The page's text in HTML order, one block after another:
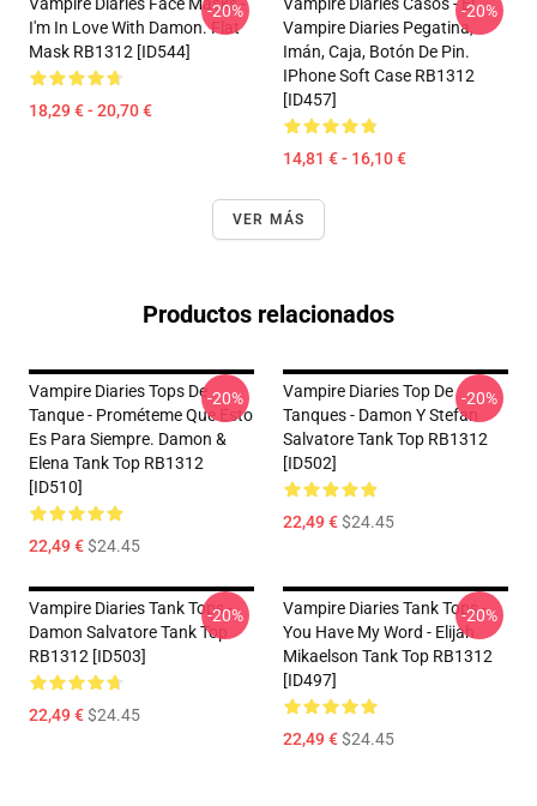
I'm In Love With Damon. Flat
Mask RB1312 [ID544]
18,29 € - 20,70 €
-20%
Vampire Diaries Pegatina,
Imán, Caja, Botón De Pin.
IPhone Soft Case RB1312
[ID457]
14,81 € - 16,10 €
-20%
VER MÁS
Productos relacionados
Vampire Diaries Tops De
Tanque - Prométeme Que Esto
Es Para Siempre. Damon &
Elena Tank Top RB1312
[ID510]
22,49 €$24.45
-20%
Vampire Diaries Top De
Tanques - Damon Y Stefan
Salvatore Tank Top RB1312
[ID502]
22,49 €$24.45
-20%
Vampire Diaries Tank Tops -
Damon Salvatore Tank Top
RB1312 [ID503]
22,49 €$24.45
-20%
Vampire Diaries Tank Tops -
You Have My Word - Elijah
Mikaelson Tank Top RB1312
[ID497]
22,49 €$24.45
-20%